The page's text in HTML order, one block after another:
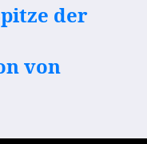
der
von